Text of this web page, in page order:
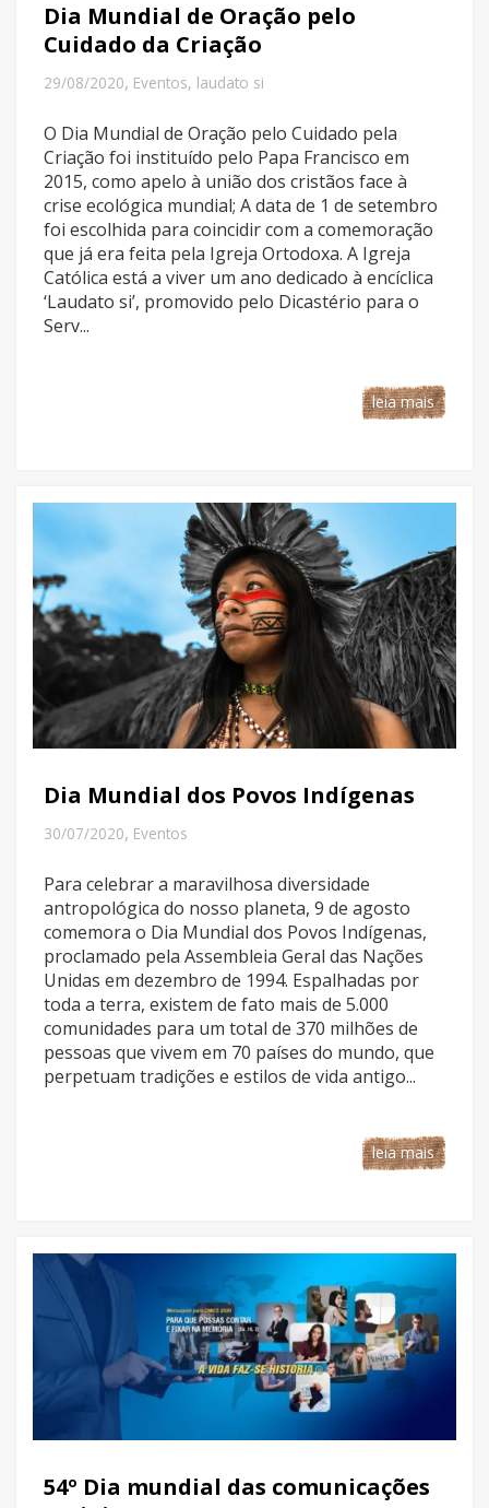
Dia Mundial de Oração pelo
Cuidado da Criação
29/08/2020, Eventos, laudato si
O Dia Mundial de Oração pelo Cuidado pela
Criação foi instituído pelo Papa Francisco em
2015, como apelo à união dos cristãos face à
crise ecológica mundial; A data de 1 de setembro
foi escolhida para coincidir com a comemoração
que já era feita pela Igreja Ortodoxa. A Igreja
Católica está a viver um ano dedicado à encíclica
‘Laudato si’, promovido pelo Dicastério para o
Serv...
leia mais
Dia Mundial dos Povos Indígenas
30/07/2020, Eventos
Para celebrar a maravilhosa diversidade
antropológica do nosso planeta, 9 de agosto
comemora o Dia Mundial dos Povos Indígenas,
proclamado pela Assembleia Geral das Nações
Unidas em dezembro de 1994. Espalhadas por
toda a terra, existem de fato mais de 5.000
comunidades para um total de 370 milhões de
pessoas que vivem em 70 países do mundo, que
perpetuam tradições e estilos de vida antigo...
leia mais
54º Dia mundial das comunicações